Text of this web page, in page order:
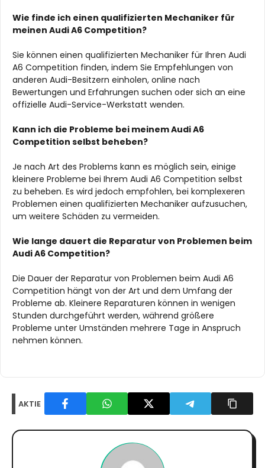
Wie finde ich einen qualifizierten Mechaniker für
meinen Audi A6 Competition?
Sie können einen qualifizierten Mechaniker für Ihren Audi
A6 Competition finden, indem Sie Empfehlungen von
anderen Audi-Besitzern einholen, online nach
Bewertungen und Erfahrungen suchen oder sich an eine
offizielle Audi-Service-Werkstatt wenden.
Kann ich die Probleme bei meinem Audi A6
Competition selbst beheben?
Je nach Art des Problems kann es möglich sein, einige
kleinere Probleme bei Ihrem Audi A6 Competition selbst
zu beheben. Es wird jedoch empfohlen, bei komplexeren
Problemen einen qualifizierten Mechaniker aufzusuchen,
um weitere Schäden zu vermeiden.
Wie lange dauert die Reparatur von Problemen beim
Audi A6 Competition?
Die Dauer der Reparatur von Problemen beim Audi A6
Competition hängt von der Art und dem Umfang der
Probleme ab. Kleinere Reparaturen können in wenigen
Stunden durchgeführt werden, während größere
Probleme unter Umständen mehrere Tage in Anspruch
nehmen können.
AKTIE